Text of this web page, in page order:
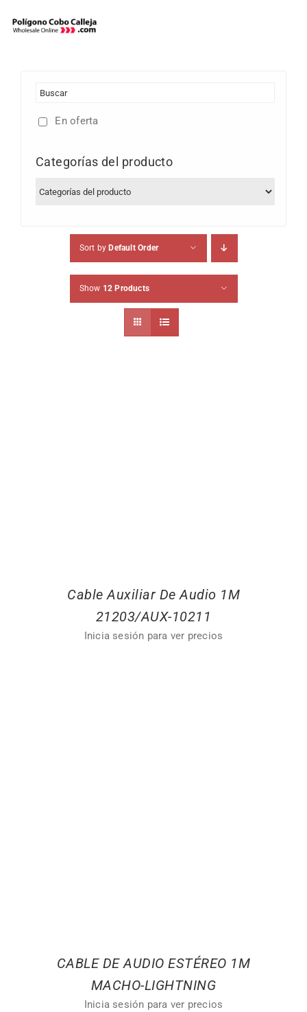
En oferta
Categorías del producto
Sort by Default Order
Show 12 Products
Cable Auxiliar De Audio 1M
21203/AUX-10211
Inicia sesión para ver precios
CABLE DE AUDIO ESTÉREO 1M
MACHO-LIGHTNING
Inicia sesión para ver precios